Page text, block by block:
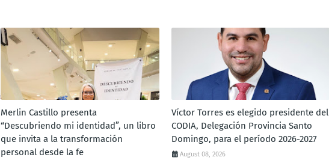
Merlin Castillo presenta
“Descubriendo mi identidad”, un libro
que invita a la transformación
personal desde la fe
Víctor Torres es elegido presidente del
CODIA, Delegación Provincia Santo
Domingo, para el período 2026-2027
August 08, 2026